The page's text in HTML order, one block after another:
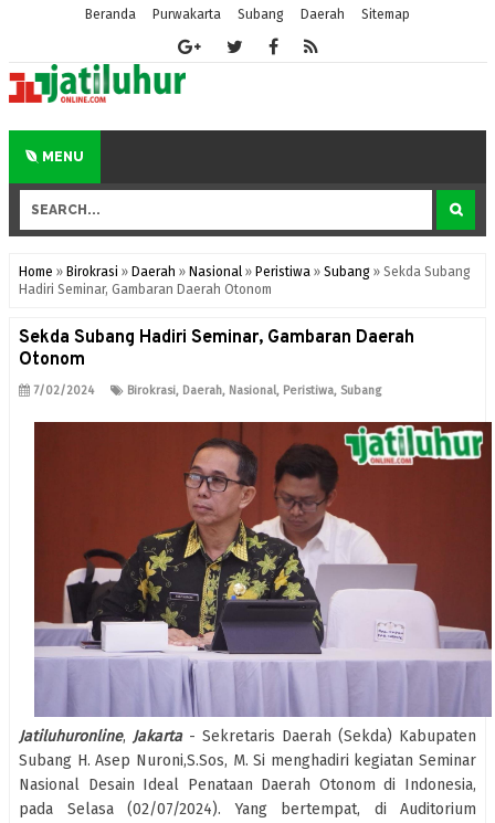
Beranda Purwakarta Subang Daerah Sitemap
MENU
Home » Birokrasi » Daerah » Nasional » Peristiwa » Subang » Sekda Subang
Hadiri Seminar, Gambaran Daerah Otonom
Sekda Subang Hadiri Seminar, Gambaran Daerah
Otonom
7/02/2024 Birokrasi, Daerah, Nasional, Peristiwa, Subang
Jatiluhuronline, Jakarta- Sekretaris Daerah (Sekda) Kabupaten
Subang H. Asep Nuroni,S.Sos, M. Si menghadiri kegiatan Seminar
Nasional Desain Ideal Penataan Daerah Otonom di Indonesia,
pada Selasa (02/07/2024). Yang bertempat, di Auditorium